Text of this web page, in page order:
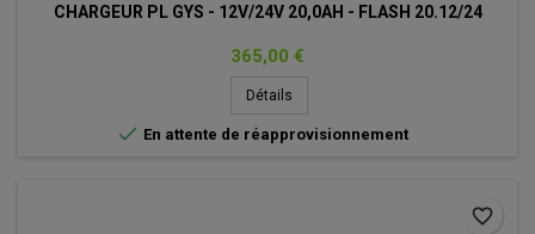
CHARGEUR PL GYS - 12V/24V 20,0AH - FLASH 20.12/24
Prix
365,00 €
Détails
 En attente de réapprovisionnement
favorite_border